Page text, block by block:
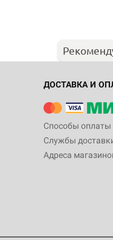
ДОСТАВКА И
Способы оплаты
Службы
Адреса